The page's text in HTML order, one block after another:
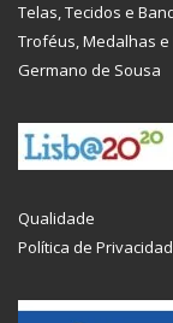
Telas, Tecidos e
Troféus, Medalhas
Germano de Sousa
Qualidade
Política de